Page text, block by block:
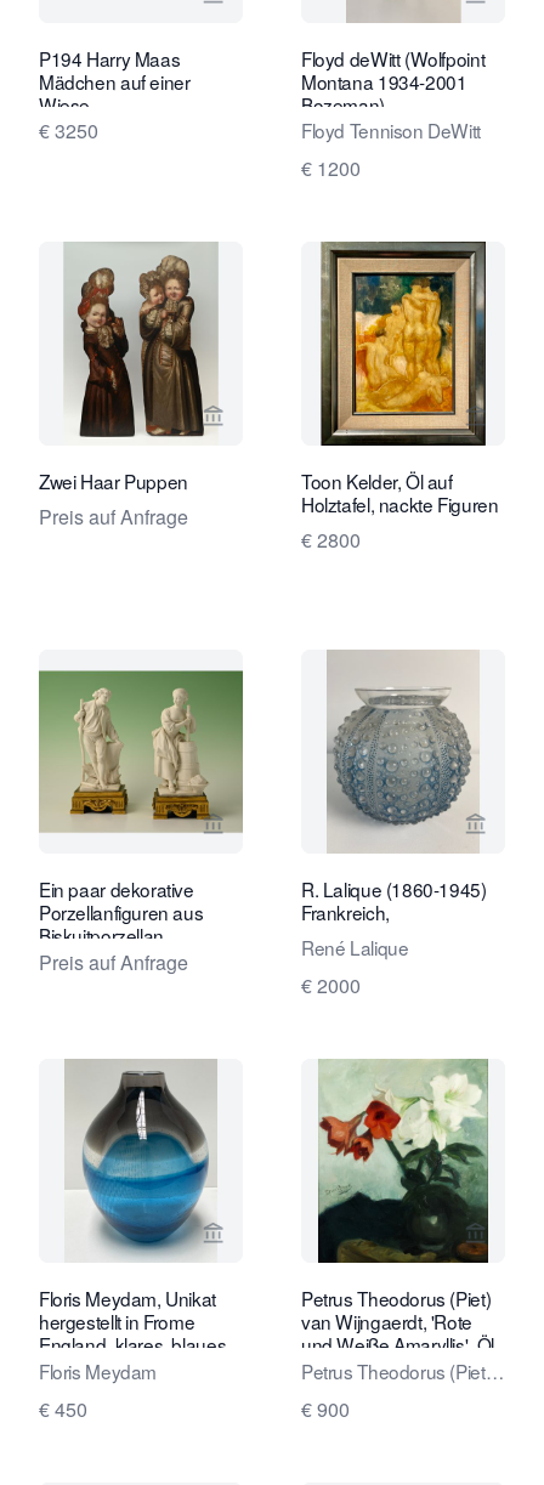
P194 Harry Maas
Mädchen auf einer
Wiese
€ 3250
Floyd deWitt (Wolfpoint
Montana 1934-2001
Bozeman)
Floyd Tennison DeWitt
€ 1200
Verkaeuferseite von Limburg
Zwei Haar Puppen
Preis auf Anfrage
Toon Kelder, Öl auf
Holztafel, nackte Figuren
€ 2800
Verkaeuferseite von Limburg
Ein paar dekorative
Porzellanfiguren aus
Biskuitporzellan
Preis auf Anfrage
R. Lalique (1860-1945)
Frankreich,
René Lalique
€ 2000
Verkaeuferseite von Kunstconsult 2.0
Floris Meydam, Unikat
hergestellt in Frome
England, klares, blaues
und weißes Glas,
960709, Neil Wilkin
Floris Meydam
€ 450
Petrus Theodorus (Piet)
van Wijngaerdt, 'Rote
und Weiße Amaryllis', Öl
auf Leinwand, ca. 1925
Petrus Theodorus (Piet)
van Wijngaerdt
€ 900